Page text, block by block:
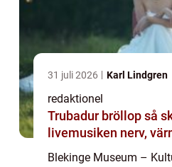
31 juli 2026 Karl Lindgren
redaktionel
Trubadur bröllop så skapar
livemusiken nerv,
Blekinge Museum –